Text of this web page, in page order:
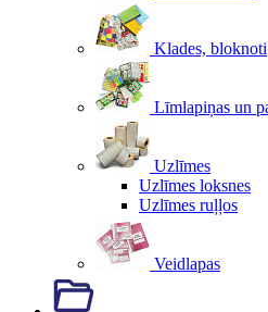
Klades, bloknoti
Līmlapiņas un
Uzlīmes
Uzlīmes loksnes
Uzlīmes ruļļos
Veidlapas